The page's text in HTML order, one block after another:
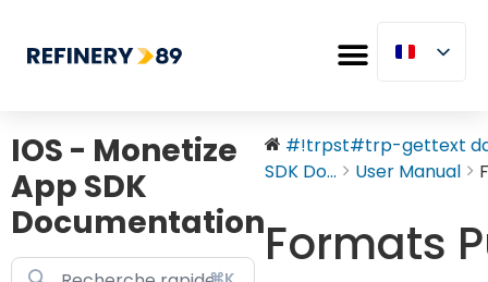
IOS - Monetize
App SDK
Documentation
#!trpst#trp-gettext
SDK Do...
User Manual
Formats